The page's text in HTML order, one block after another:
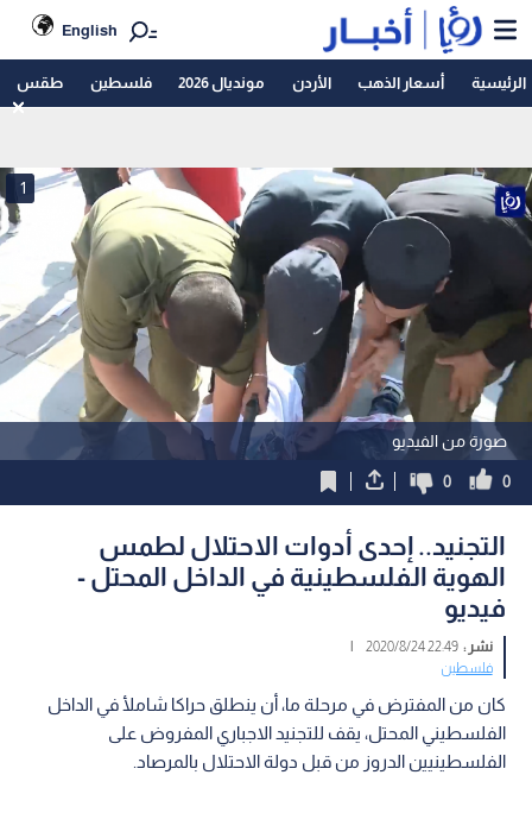
English
الرئيسية أسعار الذهب الأردن مونديال 2026 فلسطين طقس
صورة من الفيديو
1
0
0
التجنيد.. إحدى أدوات الاحتلال لطمس
الهوية الفلسطينية في الداخل المحتل -
فيديو
نشر :22:49 2020/8/24
|
فلسطين
كان من المفترض في مرحلة ما، أن ينطلق حراكا شاملأ في الداخل
الفلسطيني المحتل، يقف للتجنيد الاجباري المفروض على
الفلسطينيين الدروز من قبل دولة الاحتلال بالمرصاد.